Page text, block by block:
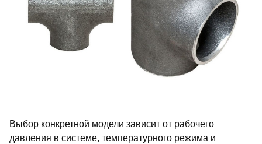
Выбор конкретной модели зависит от рабочего
давления в системе, температурного режима и